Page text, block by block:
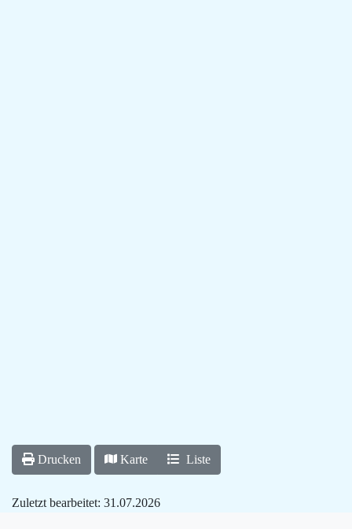
Drucken Karte Liste
Zuletzt bearbeitet: 31.07.2026